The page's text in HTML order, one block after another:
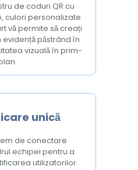
de coduri QR cu
culori personalizate
vă permite să creați
păstrând în
vizuală în prim-
unică
de conectare
echipei pentru a
utilizatorilor